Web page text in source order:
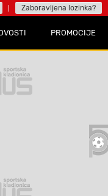
Zaboravljena lozinka?
PROMOCIJE